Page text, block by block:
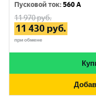
Пусковой ток:560 A
11 970руб.
11 430 руб.
при обмене